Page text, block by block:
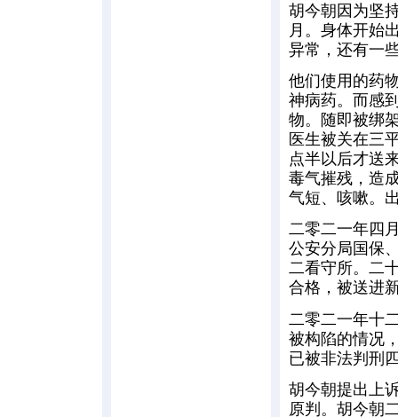
胡今朝因为坚
月。身体开始
异常，还有一
他们使用的药
神病药。而感
物。随即被绑
医生被关在三
点半以后才送
毒气摧残，造
气短、咳嗽。
二零二一年四
公安分局国保
二看守所。二
合格，被送进
二零二一年十
被构陷的情况
已被非法判刑
胡今朝提出上
原判。胡今朝